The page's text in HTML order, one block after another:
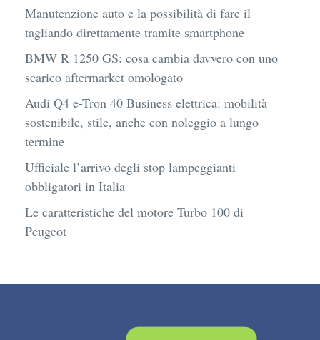
Manutenzione auto e la possibilità di fare il
tagliando direttamente tramite smartphone
BMW R 1250 GS: cosa cambia davvero con uno
scarico aftermarket omologato
Audi Q4 e-Tron 40 Business elettrica: mobilità
sostenibile, stile, anche con noleggio a lungo
termine
Ufficiale l’arrivo degli stop lampeggianti
obbligatori in Italia
Le caratteristiche del motore Turbo 100 di
Peugeot